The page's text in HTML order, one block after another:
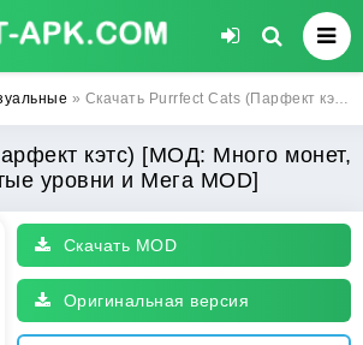
» Скачать Purrfect Cats (Парфект кэтс) [МОД: Много монет, Открытые уровни и Мега MOD] | Взлом Purrfect Cats на Андроид
кэтс) [МОД: Много монет,
уровни и Мега MOD]
Скачать MOD
Оригинальная версия